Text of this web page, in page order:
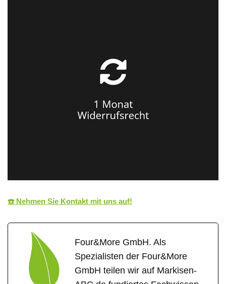
☎️ Nehmen Sie Kontakt mit uns auf!
Four&More GmbH. Als
Spezialisten der Four&More
GmbH teilen wir auf Markisen-